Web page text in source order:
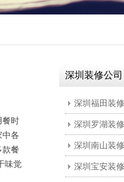
餐时
中各
款餐
味觉
深圳装修公司
深圳福田装
深圳罗湖装
深圳南山装
深圳宝安装